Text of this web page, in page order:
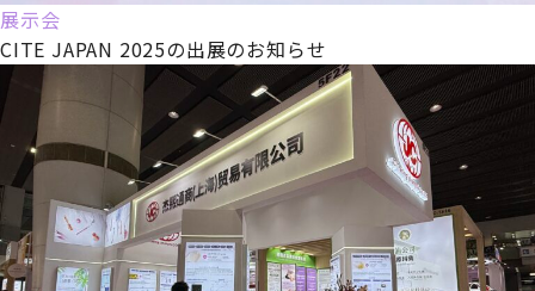
展示会
CITE JAPAN 2025の出展のお知らせ